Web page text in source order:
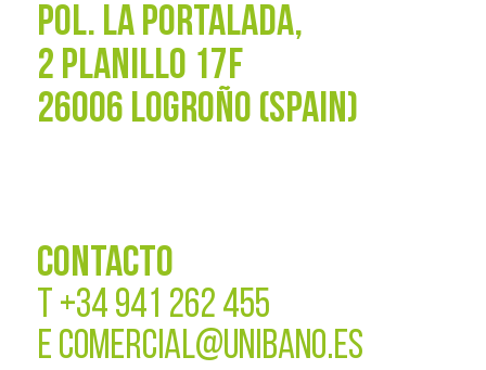
POL. La Portalada,
2 PLANILLO 17F
26006 LOGROÑO (SPAIN)
CONTACTO
T +34 941 262 455
E COMERCIAL@UNIBANO.ES